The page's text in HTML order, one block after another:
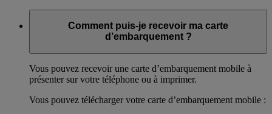
Comment puis-je recevoir ma carte
d’embarquement ?
Vous pouvez recevoir une carte d’embarquement mobile à
présenter sur votre téléphone ou à imprimer.
Vous pouvez télécharger votre carte d’embarquement mobile :